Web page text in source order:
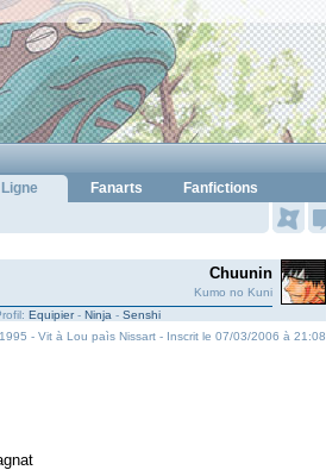
Fanarts
Fanfictions
Chuunin
Kumo no Kuni
Equipier- Ninja - Senshi
- Vit à Lou paìs Nissart - Inscrit le 07/03/2006 à 21:08